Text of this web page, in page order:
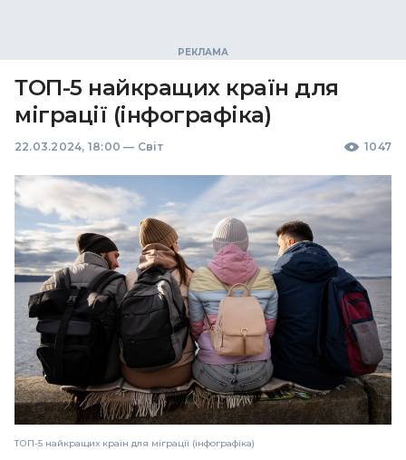
ТОП-5 найкращих країн для
міграції (інфографіка)
22.03.2024, 18:00 — Світ 1047
ТОП-5 найкращих країн для міграції (інфографіка)